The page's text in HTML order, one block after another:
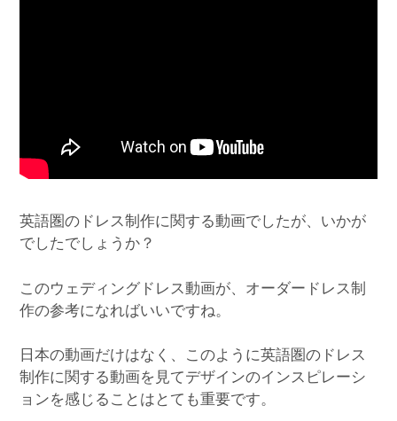
英語圏のドレス制作に関する動画でしたが、いかが
でしたでしょうか？
このウェディングドレス動画が、オーダードレス制
作の参考になればいいですね。
日本の動画だけはなく、このように英語圏のドレス
制作に関する動画を見てデザインのインスピレーシ
ョンを感じることはとても重要です。